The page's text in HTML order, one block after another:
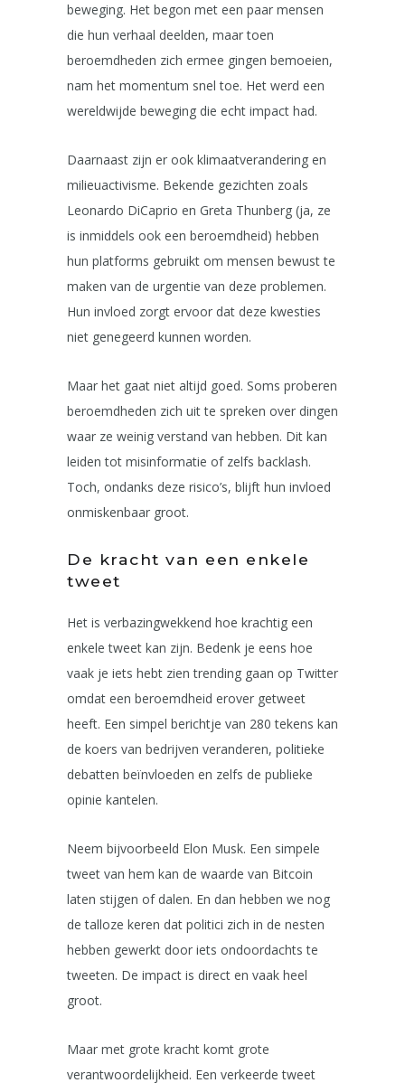
beweging. Het begon met een paar mensen
die hun verhaal deelden, maar toen
beroemdheden zich ermee gingen bemoeien,
nam het momentum snel toe. Het werd een
wereldwijde beweging die echt impact had.
Daarnaast zijn er ook klimaatverandering en
milieuactivisme. Bekende gezichten zoals
Leonardo DiCaprio en Greta Thunberg (ja, ze
is inmiddels ook een beroemdheid) hebben
hun platforms gebruikt om mensen bewust te
maken van de urgentie van deze problemen.
Hun invloed zorgt ervoor dat deze kwesties
niet genegeerd kunnen worden.
Maar het gaat niet altijd goed. Soms proberen
beroemdheden zich uit te spreken over dingen
waar ze weinig verstand van hebben. Dit kan
leiden tot misinformatie of zelfs backlash.
Toch, ondanks deze risico’s, blijft hun invloed
onmiskenbaar groot.
De kracht van een enkele
tweet
Het is verbazingwekkend hoe krachtig een
enkele tweet kan zijn. Bedenk je eens hoe
vaak je iets hebt zien trending gaan op Twitter
omdat een beroemdheid erover getweet
heeft. Een simpel berichtje van 280 tekens kan
de koers van bedrijven veranderen, politieke
debatten beïnvloeden en zelfs de publieke
opinie kantelen.
Neem bijvoorbeeld Elon Musk. Een simpele
tweet van hem kan de waarde van Bitcoin
laten stijgen of dalen. En dan hebben we nog
de talloze keren dat politici zich in de nesten
hebben gewerkt door iets ondoordachts te
tweeten. De impact is direct en vaak heel
groot.
Maar met grote kracht komt grote
verantwoordelijkheid. Een verkeerde tweet